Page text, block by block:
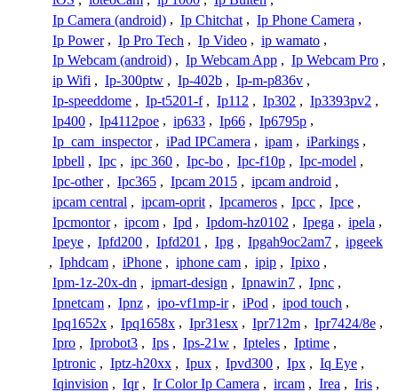
Ip Camera (android) , Ip Chitchat , Ip Phone Camera ,
Ip Power , Ip Pro Tech , Ip Video , ip wamato ,
Ip Webcam (android) , Ip Webcam App , Ip Webcam Pro ,
ip Wifi , Ip-300ptw , Ip-402b , Ip-m-p836v ,
Ip-speeddome , Ip-t5201-f , Ip112 , Ip302 , Ip3393pv2 ,
Ip400 , Ip4112poe , ip633 , Ip66 , Ip6795p ,
Ip_cam_inspector , iPad IPCamera , ipam , iParkings ,
Ipbell , Ipc , ipc 360 , Ipc-bo , Ipc-f10p , Ipc-model ,
Ipc-other , Ipc365 , Ipcam 2015 , ipcam android ,
ipcam central , ipcam-oprit , Ipcameros , Ipcc , Ipce ,
Ipcmontor , ipcom , Ipd , Ipdom-hz0102 , Ipega , ipela ,
Ipeye , Ipfd200 , Ipfd201 , Ipg , Ipgah9oc2am7 , ipgeek
, Iphdcam , iPhone , iphone cam , ipip , Ipixo ,
Ipm-1z-20x-dn , ipmart-design , Ipnawin7 , Ipnc ,
Ipnetcam , Ipnz , ipo-vf1mp-ir , iPod , ipod touch ,
Ipq1652x , Ipq1658x , Ipr31esx , Ipr712m , Ipr7424/8e ,
Ipro , Iprobot3 , Ips , Ips-21w , Ipteles , Iptime ,
Iptronic , Iptz-h20xx , Ipux , Ipvd300 , Ipx , Iq Eye ,
Iqinvision , Iqr , Ir Color Ip Camera , ircam , Irea , Iris ,